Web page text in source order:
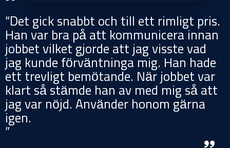
“Det gick snabbt och till ett rimligt pris.
Han var bra på att kommunicera innan
jobbet vilket gjorde att jag visste vad
jag kunde förväntninga mig. Han hade
ett trevligt bemötande. När jobbet var
klart så stämde han av med mig så att
jag var nöjd. Använder honom gärna
igen.
”